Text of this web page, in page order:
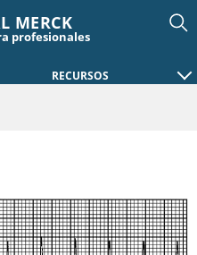
MERCK
profesionales
RECURSOS